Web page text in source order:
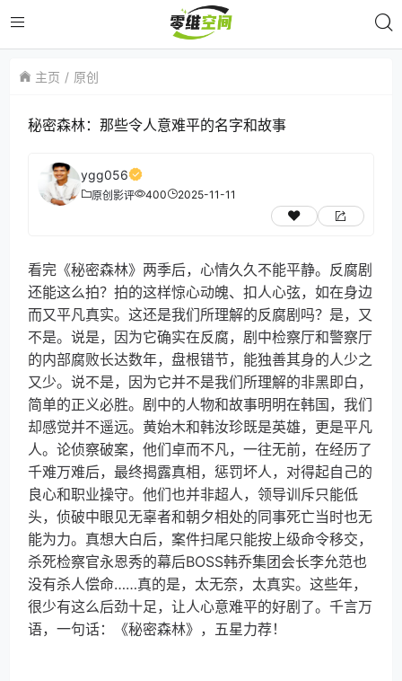
主页 原创
秘密森林：那些令人意难平的名字和故事
ygg056
原创影评 400 2025-11-11
看完《秘密森林》两季后，心情久久不能平静。反腐剧
还能这么拍？拍的这样惊心动魄、扣人心弦，如在身边
而又平凡真实。这还是我们所理解的反腐剧吗？是，又
不是。说是，因为它确实在反腐，剧中检察厅和警察厅
的内部腐败长达数年，盘根错节，能独善其身的人少之
又少。说不是，因为它并不是我们所理解的非黑即白，
简单的正义必胜。剧中的人物和故事明明在韩国，我们
却感觉并不遥远。黄始木和韩汝珍既是英雄，更是平凡
人。论侦察破案，他们卓而不凡，一往无前，在经历了
千难万难后，最终揭露真相，惩罚坏人，对得起自己的
良心和职业操守。他们也并非超人，领导训斥只能低
头，侦破中眼见无辜者和朝夕相处的同事死亡当时也无
能为力。真想大白后，案件扫尾只能按上级命令移交，
杀死检察官永恩秀的幕后BOSS韩乔集团会长李允范也
没有杀人偿命……真的是，太无奈，太真实。这些年，
很少有这么后劲十足，让人心意难平的好剧了。千言万
语，一句话：《秘密森林》，五星力荐！